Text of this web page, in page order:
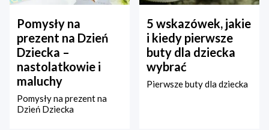
Pomysły na
prezent na Dzień
Dziecka –
nastolatkowie i
maluchy
Pomysły na prezent na
Dzień Dziecka
5 wskazówek, jakie
i kiedy pierwsze
buty dla dziecka
wybrać
Pierwsze buty dla dziecka